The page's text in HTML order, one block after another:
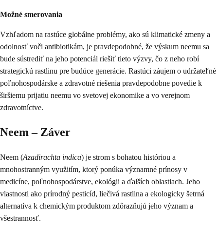
Možné smerovania
Vzhľadom na rastúce globálne problémy, ako sú klimatické zmeny a
odolnosť voči antibiotikám, je pravdepodobné, že výskum neemu sa
bude sústrediť na jeho potenciál riešiť tieto výzvy, čo z neho robí
strategickú rastlinu pre budúce generácie. Rastúci záujem o udržateľné
poľnohospodárske a zdravotné riešenia pravdepodobne povedie k
širšiemu prijatiu neemu vo svetovej ekonomike a vo verejnom
zdravotníctve.
Neem – Záver
Neem (Azadirachta indica) je strom s bohatou históriou a
mnohostranným využitím, ktorý ponúka významné prínosy v
medicíne, poľnohospodárstve, ekológii a ďalších oblastiach. Jeho
vlastnosti ako prírodný pesticíd, liečivá rastlina a ekologicky šetrná
alternatíva k chemickým produktom zdôrazňujú jeho význam a
všestrannosť.